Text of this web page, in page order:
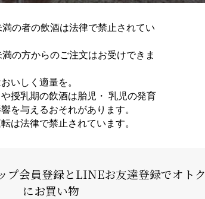
満の者の飲酒は法律で禁止されてい
満の方からのご注文はお受けできま
いしく適量を。
授乳期の飲酒は胎児・ 乳児の発育
を与えるおそれがあります。
は法律で禁止されています。
プ会員登録とLINEお友達登録でオトク
にお買い物